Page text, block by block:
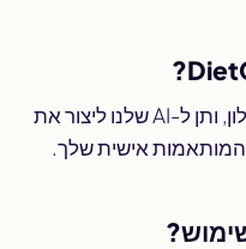
הירשם באתר שלנו, ענה על השאלון, ותן ל-AI שלנו ליצור את
המותאמות אישית שלך.